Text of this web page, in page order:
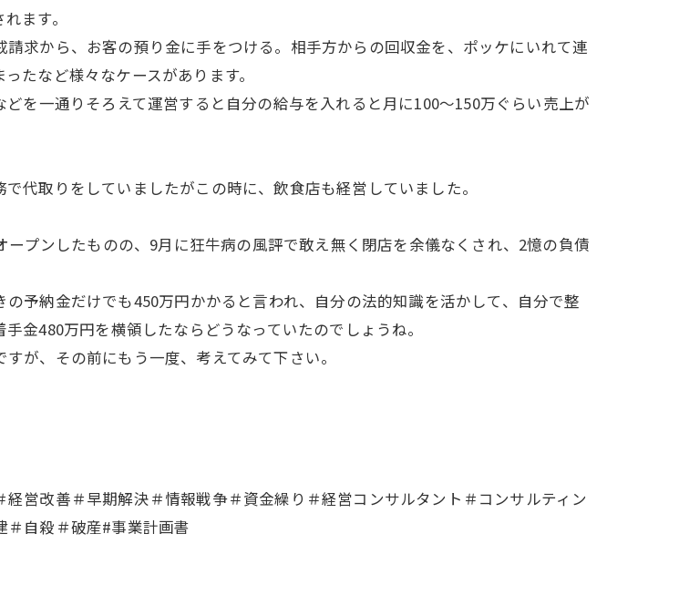
ます。
求から、お客の預り金に手をつける。相手方からの回収金を、ポッケにいれて連
たなど様々なケースがあります。
を一通りそろえて運営すると自分の給与を入れると月に100～150万ぐらい売上が
代取りをしていましたがこの時に、飲食店も経営していました。
プンしたものの、9月に狂牛病の風評で敢え無く閉店を余儀なくされ、2憶の負債
予納金だけでも450万円かかると言われ、自分の法的知識を活かして、自分で整
金480万円を横領したならどうなっていたのでしょうね。
が、その前にもう一度、考えてみて下さい。
営改善＃早期解決＃情報戦争＃資金繰り＃経営コンサルタント＃コンサルティン
自殺＃破産#事業計画書